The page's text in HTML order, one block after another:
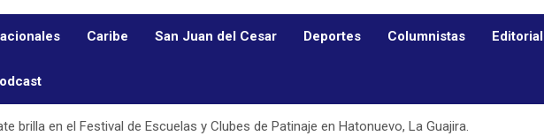
y Pueblo
Caribe San Juan del Cesar Deportes Columnistas Editorial
brilla en el Festival de Escuelas y Clubes de Patinaje en Hatonuevo, La Guajira.